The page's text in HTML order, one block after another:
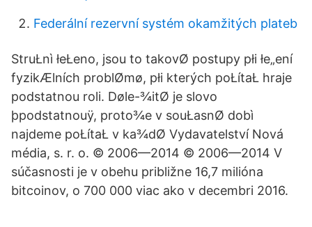
Federální rezervní systém okamžitých plateb
StruŁnì łeŁeno, jsou to takovØ postupy płi łe„ení
fyzikÆlních problØmø, płi kterých poŁítaŁ hraje
podstatnou roli. Døle-¾itØ je slovo
þpodstatnouÿ, proto¾e v souŁasnØ dobì
najdeme poŁítaŁ v ka¾dØ Vydavatelství Nová
média, s. r. o. © 2006—2014 © 2006—2014 V
súčasnosti je v obehu približne 16,7 milióna
bitcoinov, o 700 000 viac ako v decembri 2016.